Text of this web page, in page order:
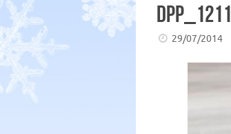
DPP_1211
29/07/2014